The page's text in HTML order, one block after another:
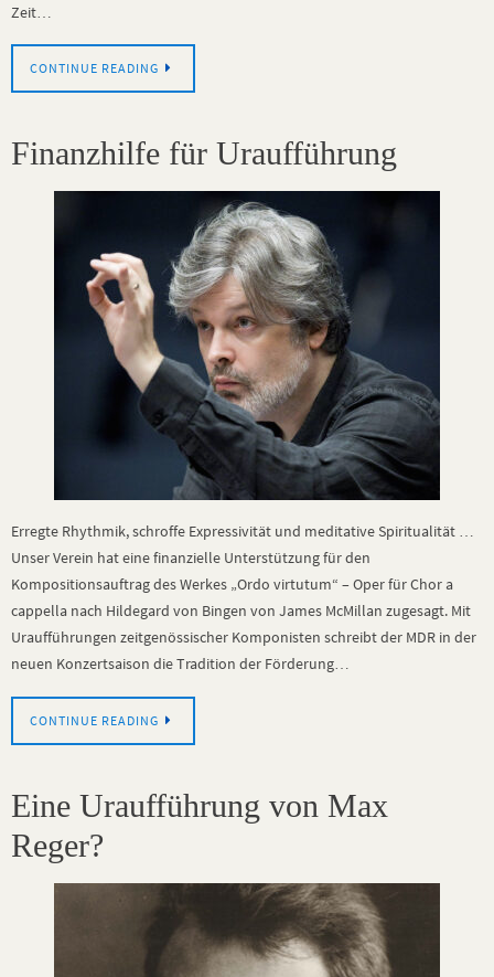
Zeit…
CONTINUE READING
Finanzhilfe für Uraufführung
Erregte Rhythmik, schroffe Expressivität und meditative Spiritualität …
Unser Verein hat eine finanzielle Unterstützung für den
Kompositionsauftrag des Werkes „Ordo virtutum“ – Oper für Chor a
cappella nach Hildegard von Bingen von James McMillan zugesagt. Mit
Uraufführungen zeitgenössischer Komponisten schreibt der MDR in der
neuen Konzertsaison die Tradition der Förderung…
CONTINUE READING
Eine Uraufführung von Max
Reger?